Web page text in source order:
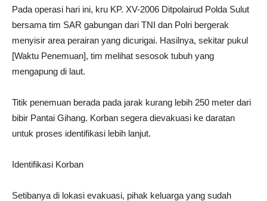
Pada operasi hari ini, kru KP. XV-2006 Ditpolairud Polda Sulut
bersama tim SAR gabungan dari TNI dan Polri bergerak
menyisir area perairan yang dicurigai. Hasilnya, sekitar pukul
[Waktu Penemuan], tim melihat sesosok tubuh yang
mengapung di laut.
Titik penemuan berada pada jarak kurang lebih 250 meter dari
bibir Pantai Gihang. Korban segera dievakuasi ke daratan
untuk proses identifikasi lebih lanjut.
Identifikasi Korban
Setibanya di lokasi evakuasi, pihak keluarga yang sudah